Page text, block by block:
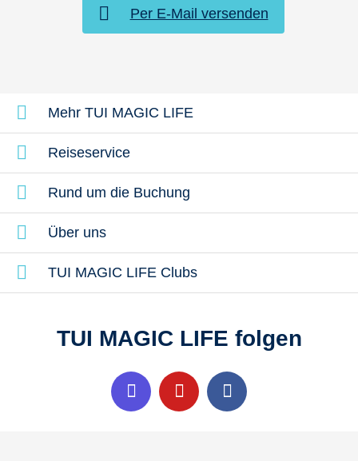
Per E-Mail versenden
Mehr TUI MAGIC LIFE
Reiseservice
Rund um die Buchung
Über uns
TUI MAGIC LIFE Clubs
TUI MAGIC LIFE folgen